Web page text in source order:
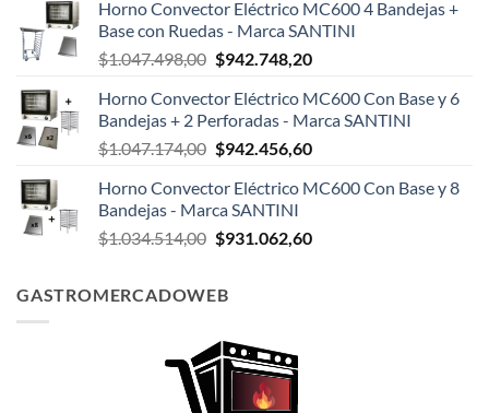
original
era:
$124.999,00.
actual
es:
$108.199,00.
Horno Convector Eléctrico MC600 4 Bandejas +
Base con Ruedas - Marca SANTINI
$1.047.498,00 El
original
era:
$1.047.498,00.
$942.748,20El
actual
es:
$942.748,20.
Horno Convector Eléctrico MC600 Con Base y 6
Bandejas + 2 Perforadas - Marca SANTINI
$1.047.174,00 El
original
era:
$1.047.174,00.
$942.456,60El
actual
$942.456,60.
Horno Convector Eléctrico MC600 Con Base y 8
Bandejas - Marca SANTINI
$1.034.514,00 El
era:
$931.062,60El
GASTROMERCADOWEB